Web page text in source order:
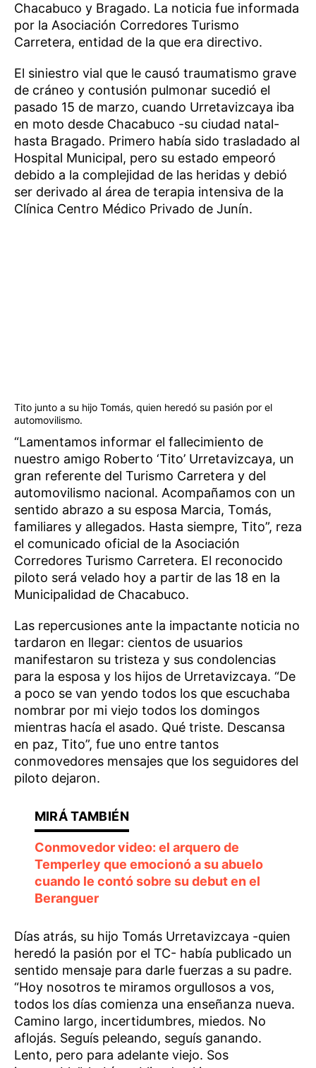
Chacabuco y Bragado. La noticia fue informada
por la Asociación Corredores Turismo
Carretera, entidad de la que era directivo.
El siniestro vial que le causó traumatismo grave
de cráneo y contusión pulmonar sucedió el
pasado 15 de marzo, cuando Urretavizcaya iba
en moto desde Chacabuco -su ciudad natal-
hasta Bragado. Primero había sido trasladado al
Hospital Municipal, pero su estado empeoró
debido a la complejidad de las heridas y debió
ser derivado al área de terapia intensiva de la
Clínica Centro Médico Privado de Junín.
Tito junto a su hijo Tomás, quien heredó su pasión por el
automovilismo.
“Lamentamos informar el fallecimiento de
nuestro amigo Roberto ‘Tito’ Urretavizcaya, un
gran referente del Turismo Carretera y del
automovilismo nacional. Acompañamos con un
sentido abrazo a su esposa Marcia, Tomás,
familiares y allegados. Hasta siempre, Tito”, reza
el comunicado oficial de la Asociación
Corredores Turismo Carretera. El reconocido
piloto será velado hoy a partir de las 18 en la
Municipalidad de Chacabuco.
Las repercusiones ante la impactante noticia no
tardaron en llegar: cientos de usuarios
manifestaron su tristeza y sus condolencias
para la esposa y los hijos de Urretavizcaya. “De
a poco se van yendo todos los que escuchaba
nombrar por mi viejo todos los domingos
mientras hacía el asado. Qué triste. Descansa
en paz, Tito”, fue uno entre tantos
conmovedores mensajes que los seguidores del
piloto dejaron.
Conmovedor video: el arquero de
Temperley que emocionó a su abuelo
cuando le contó sobre su debut en el
Beranguer
Días atrás, su hijo Tomás Urretavizcaya -quien
heredó la pasión por el TC- había publicado un
sentido mensaje para darle fuerzas a su padre.
“Hoy nosotros te miramos orgullosos a vos,
todos los días comienza una enseñanza nueva.
Camino largo, incertidumbres, miedos. No
aflojás. Seguís peleando, seguís ganando.
Lento, pero para adelante viejo. Sos